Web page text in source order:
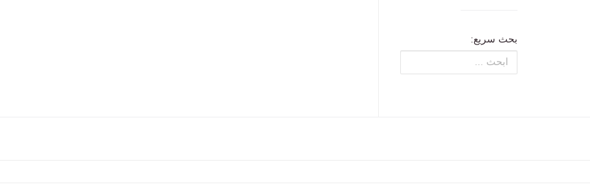
بحث سريع: